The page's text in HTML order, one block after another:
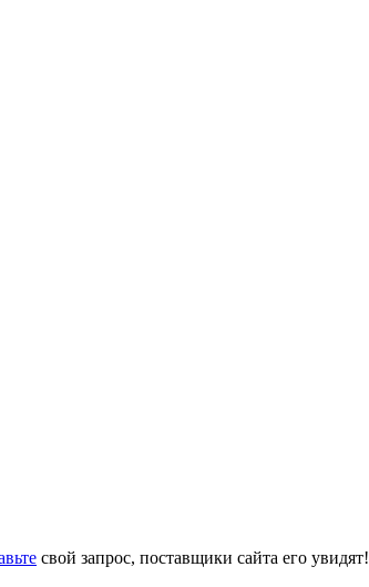
свой запрос, поставщики сайта его увидят!